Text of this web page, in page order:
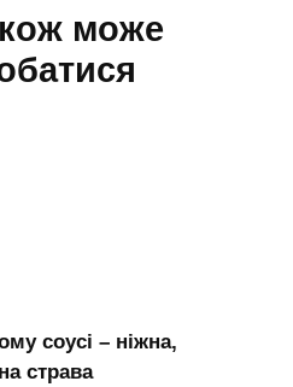
може
соусі – ніжна,
страва